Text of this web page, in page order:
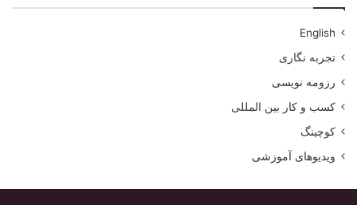
English
تجربه نگاری
رزومه نویسی
کسب و کار بین المللی
کوچینگ
ویدیوهای آموزشی